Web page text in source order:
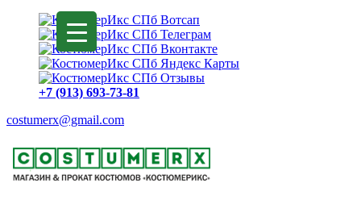
+7 (913) 693-73-81
costumerx@gmail.com